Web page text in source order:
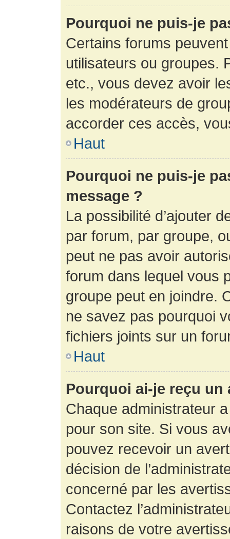
Pourquoi ne puis-je
Certains forums
utilisateurs ou groupes.
etc., vous devez avoir
les modérateurs de
accorder ces accès,
Haut
Pourquoi ne puis-je
message ?
La possibilité d’ajouter
par forum, par groupe,
peut ne pas avoir
forum dans lequel vous
groupe peut en joindre.
ne savez pas pourquoi
fichiers joints sur un
Haut
Pourquoi ai-je reçu un
Chaque administrateur
pour son site. Si vous
pouvez recevoir un
décision de
concerné par les
Contactez
raisons de votre